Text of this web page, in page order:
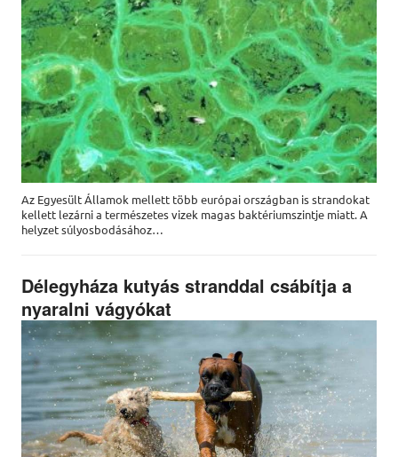
Az Egyesült Államok mellett több európai országban is strandokat
kellett lezárni a természetes vizek magas baktériumszintje miatt. A
helyzet súlyosbodásához…
Délegyháza kutyás stranddal csábítja a
nyaralni vágyókat